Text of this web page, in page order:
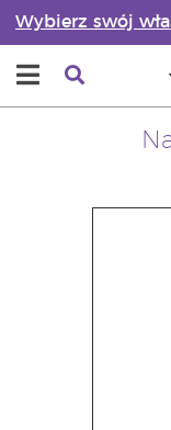
Wybierz swój